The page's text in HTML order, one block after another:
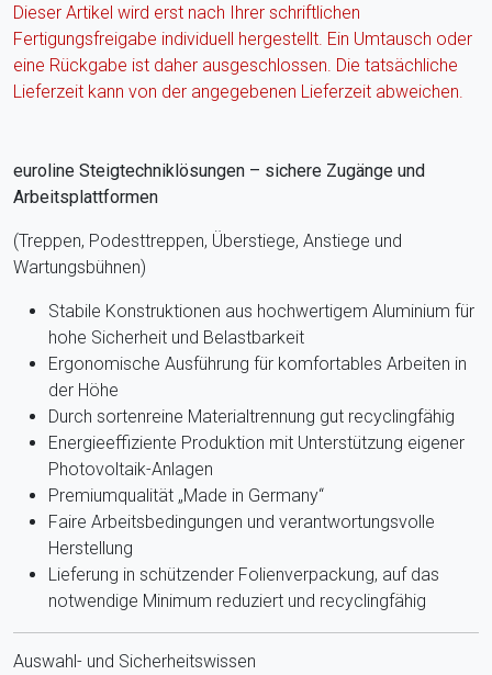
Dieser Artikel wird erst nach Ihrer schriftlichen
Fertigungsfreigabe individuell hergestellt. Ein Umtausch oder
eine Rückgabe ist daher ausgeschlossen. Die tatsächliche
Lieferzeit kann von der angegebenen Lieferzeit abweichen.
euroline Steigtechniklösungen – sichere Zugänge und
Arbeitsplattformen
(Treppen, Podesttreppen, Überstiege, Anstiege und
Wartungsbühnen)
Stabile Konstruktionen aus hochwertigem Aluminium für
hohe Sicherheit und Belastbarkeit
Ergonomische Ausführung für komfortables Arbeiten in
der Höhe
Durch sortenreine Materialtrennung gut recyclingfähig
Energieeffiziente Produktion mit Unterstützung eigener
Photovoltaik-Anlagen
Premiumqualität „Made in Germany“
Faire Arbeitsbedingungen und verantwortungsvolle
Herstellung
Lieferung in schützender Folienverpackung, auf das
notwendige Minimum reduziert und recyclingfähig
Auswahl- und Sicherheitswissen